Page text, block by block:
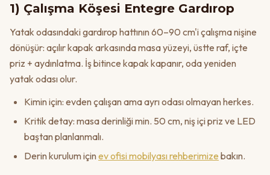
1) Çalışma Köşesi Entegre Gardırop
Yatak odasındaki gardırop hattının 60–90 cm'i çalışma nişine
dönüşür: açılır kapak arkasında masa yüzeyi, üstte raf, içte
priz + aydınlatma. İş bitince kapak kapanır, oda yeniden
yatak odası olur.
Kimin için: evden çalışan ama ayrı odası olmayan herkes.
Kritik detay: masa derinliği min. 50 cm, niş içi priz ve LED
baştan planlanmalı.
Derin kurulum içinev ofisi mobilyası rehberimize bakın.